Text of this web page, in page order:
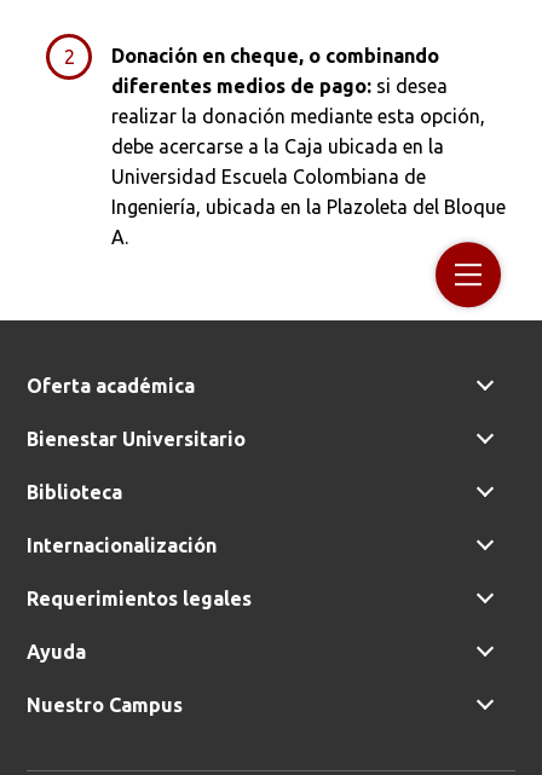
Donación en cheque, o combinando
diferentes medios de pago: si desea
realizar la donación mediante esta opción,
debe acercarse a la Caja ubicada en la
Universidad Escuela Colombiana de
Ingeniería, ubicada en la Plazoleta del Bloque
A.
Ordenar por: *
Oferta académica
Bienestar Universitario
Biblioteca
Internacionalización
Requerimientos legales
Ayuda
Nuestro Campus